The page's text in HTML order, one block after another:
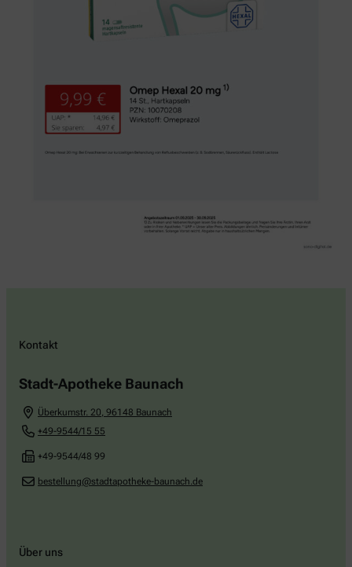
Kontakt
Stadt-Apotheke Baunach
Überkumstr. 20, 96148 Baunach
+49-9544/15 55
+49-9544/48 99
bestellung@stadtapotheke-baunach.de
Über uns